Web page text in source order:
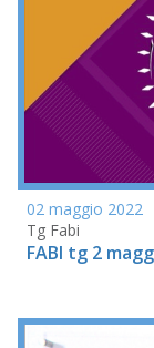
02 maggio 2022
Tg Fabi
FABI tg 2